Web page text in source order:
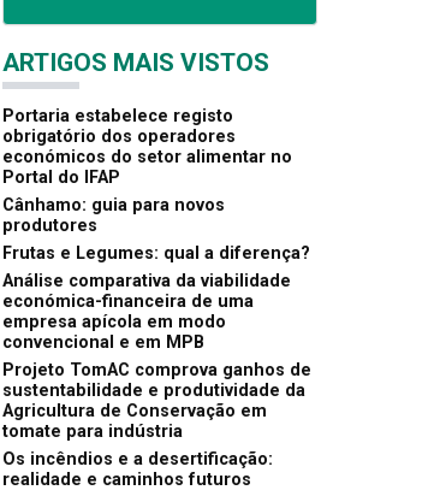
ARTIGOS MAIS VISTOS
Portaria estabelece registo
obrigatório dos operadores
económicos do setor alimentar no
Portal do IFAP
Cânhamo: guia para novos
produtores
Frutas e Legumes: qual a diferença?
Análise comparativa da viabilidade
económica-financeira de uma
empresa apícola em modo
convencional e em MPB
Projeto TomAC comprova ganhos de
sustentabilidade e produtividade da
Agricultura de Conservação em
tomate para indústria
Os incêndios e a desertificação:
realidade e caminhos futuros